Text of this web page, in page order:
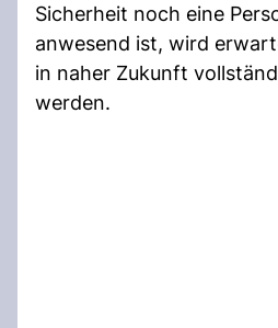
Sicherheit noch eine
anwesend ist, wird
in naher Zukunft
werden.